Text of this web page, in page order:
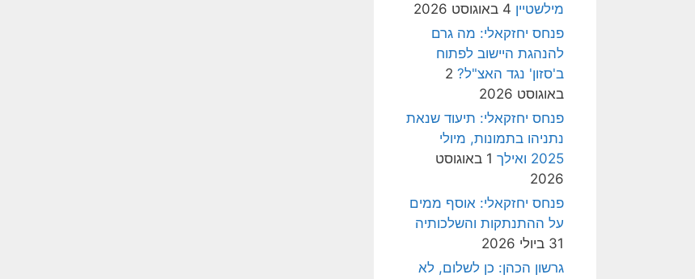
מילשטיין 4 באוגוסט 2026
פנחס יחזקאלי: מה גרם
להנהגת היישוב לפתוח
ב'סזון' נגד האצ"ל? 2
באוגוסט 2026
פנחס יחזקאלי: תיעוד שנאת
נתניהו בתמונות, מיולי
2025 ואילך
1 באוגוסט
2026
פנחס יחזקאלי: אוסף ממים
על ההתנתקות והשלכותיה
31 ביולי 2026
גרשון הכהן: כן לשלום, לא